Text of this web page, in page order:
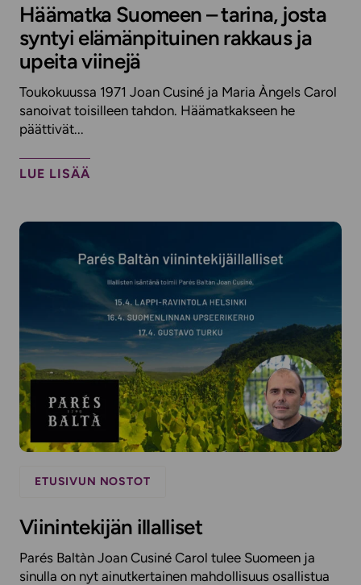
Häämatka Suomeen – tarina, josta
syntyi elämänpituinen rakkaus ja
upeita viinejä
Toukokuussa 1971 Joan Cusiné ja Maria Àngels Carol
sanoivat toisilleen tahdon. Häämatkakseen he
päättivät...
LUE LISÄÄ
ETUSIVUN NOSTOT
Viinintekijän illalliset
Parés Baltàn Joan Cusiné Carol tulee Suomeen ja
sinulla on nyt ainutkertainen mahdollisuus osallistua